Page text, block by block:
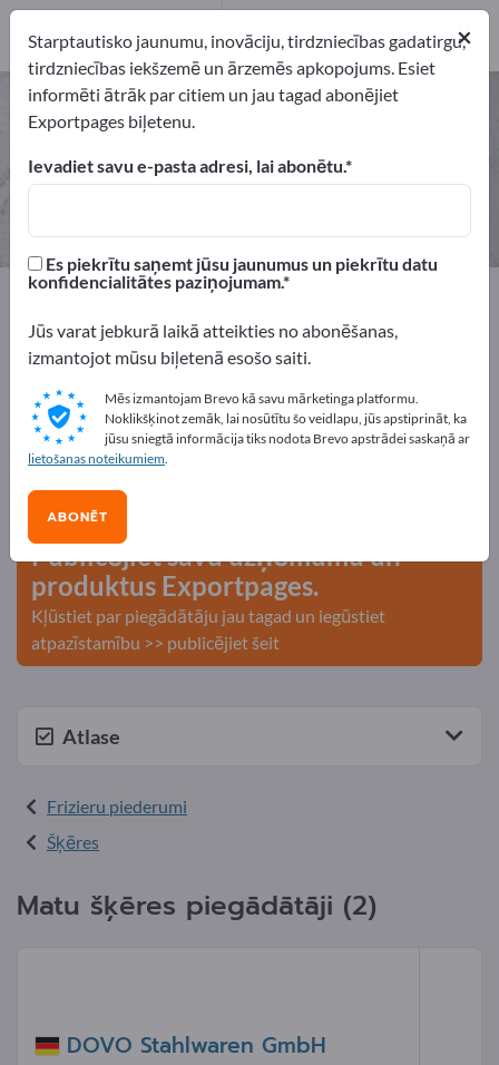
Matu šķēres – atrodiet ražotājus
un piegādātājus
2
Ražotājs
Exportpages
Izejvielas
Komerciālās patēriņa materiāli
Frizieru piederumi
Matu šķēres
Reklāmējieties bez maksas
Exportpages!
kontakti >> sāciet šeit
Publicējiet savu uzņēmumu un
produktus Exportpages.
Kļūstiet par piegādātāju jau tagad un iegūstiet
atpazīstamību >> publicējiet šeit
Atlase
Frizieru piederumi
Šķēres
Matu šķēres piegādātāji (2)
DOVO Stahlwaren GmbH
×
Starptautisko jaunumu, inovāciju, tirdzniecības gadatirgu,
tirdzniecības iekšzemē un ārzemēs apkopojums. Esiet
informēti ātrāk par citiem un jau tagad abonējiet
Exportpages biļetenu.
Ievadiet savu e-pasta adresi, lai abonētu.
Es piekrītu saņemt jūsu jaunumus un piekrītu datu
konfidencialitātes paziņojumam.
Jūs varat jebkurā laikā atteikties no abonēšanas,
izmantojot mūsu biļetenā esošo saiti.
Mēs izmantojam Brevo kā savu mārketinga platformu.
Noklikšķinot zemāk, lai nosūtītu šo veidlapu, jūs apstiprināt, ka
jūsu sniegtā informācija tiks nodota Brevo apstrādei saskaņā ar
lietošanas noteikumiem.
ABONĒT